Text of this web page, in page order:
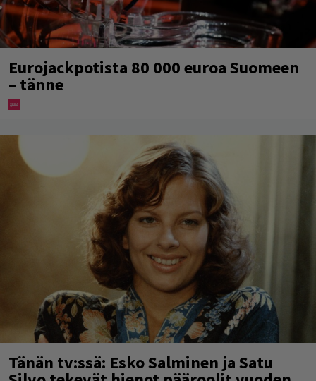
Eurojackpotista 80 000 euroa Suomeen
– tänne
Tänän tv:ssä: Esko Salminen ja Satu